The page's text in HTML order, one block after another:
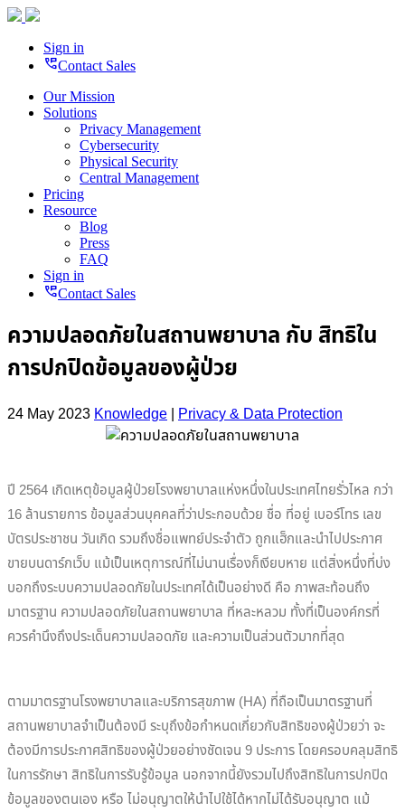
Sign in
perm_phone_msgContact Sales
Our Mission
Solutions
Privacy Management
Cybersecurity
Physical Security
Central Management
Pricing
Resource
Blog
Press
FAQ
Sign in
perm_phone_msgContact Sales
ความปลอดภัยในสถานพยาบาล กับ สิทธิใน
การปกปิดข้อมูลของผู้ป่วย
24 May 2023Knowledge | Privacy & Data Protection
ปี 2564 เกิดเหตุข้อมูลผู้ป่วยโรงพยาบาลแห่งหนึ่งในประเทศไทยรั่วไหล กว่า
16 ล้านรายการ ข้อมูลส่วนบุคคลที่ว่าประกอบด้วย ชื่อ ที่อยู่ เบอร์โทร เลข
บัตรประชาชน วันเกิด รวมถึงชื่อแพทย์ประจำตัว ถูกแฮ็กและนำไปประกาศ
ขายบนดาร์กเว็บ แม้เป็นเหตุการณ์ที่ไม่นานเรื่องก็เงียบหาย แต่สิ่งหนึ่งที่บ่ง
บอกถึงระบบความปลอดภัยในประเทศได้เป็นอย่างดี คือ ภาพสะท้อนถึง
มาตรฐาน ความปลอดภัยในสถานพยาบาล ที่หละหลวม ทั้งที่เป็นองค์กรที่
ควรคำนึงถึงประเด็นความปลอดภัย และความเป็นส่วนตัวมากที่สุด
ตามมาตรฐานโรงพยาบาลและบริการสุขภาพ (HA) ที่ถือเป็นมาตรฐานที่
สถานพยาบาลจำเป็นต้องมี ระบุถึงข้อกำหนดเกี่ยวกับสิทธิของผู้ป่วยว่า จะ
ต้องมีการประกาศสิทธิของผู้ป่วยอย่างชัดเจน 9 ประการ โดยครอบคลุมสิทธิ
ในการรักษา สิทธิในการรับรู้ข้อมูล นอกจากนี้ยังรวมไปถึงสิทธิในการปกปิด
ข้อมูลของตนเอง หรือ ไม่อนุญาตให้นำไปใช้ได้หากไม่ได้รับอนุญาต แม้